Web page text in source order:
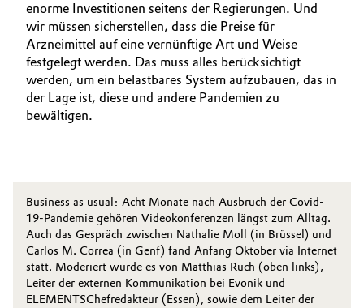
enorme Investitionen seitens der Regierungen. Und
wir müssen sicherstellen, dass die Preise für
Arzneimittel auf eine vernünftige Art und Weise
festgelegt werden. Das muss alles berücksichtigt
werden, um ein belastbares System aufzubauen, das in
der Lage ist, diese und andere Pandemien zu
bewältigen.
Business as usual: Acht Monate nach Ausbruch der Covid-
19-Pandemie gehören Videokonferenzen längst zum Alltag.
Auch das Gespräch zwischen Nathalie Moll (in Brüssel) und
Carlos M. Correa (in Genf) fand Anfang Oktober via Internet
statt. Moderiert wurde es von Matthias Ruch (oben links),
Leiter der externen Kommunikation bei Evonik und
ELEMENTSChefredakteur (Essen), sowie dem Leiter der